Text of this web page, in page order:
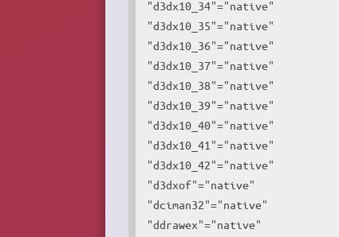
"d3dx10_34"="native"
"d3dx10_35"="native"
"d3dx10_36"="native"
"d3dx10_37"="native"
"d3dx10_38"="native"
"d3dx10_39"="native"
"d3dx10_40"="native"
"d3dx10_41"="native"
"d3dx10_42"="native"
"d3dxof"="native"
"dciman32"="native"
"ddrawex"="native"